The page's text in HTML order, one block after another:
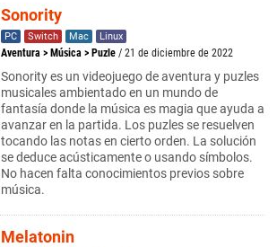
Sonority
PC Switch Mac Linux
Aventura > Música > Puzle / 21 de diciembre de 2022
Sonority es un videojuego de aventura y puzles
musicales ambientado en un mundo de
fantasía donde la música es magia que ayuda a
avanzar en la partida. Los puzles se resuelven
tocando las notas en cierto orden. La solución
se deduce acústicamente o usando símbolos.
No hacen falta conocimientos previos sobre
música.
Melatonin